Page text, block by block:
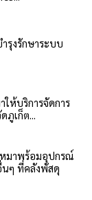
รุงรักษาระบบ
ให้บริการจัดการ
ภูเก็ต...
หมาพร้อมอุปกรณ์
นๆ ที่คลังพัสดุ